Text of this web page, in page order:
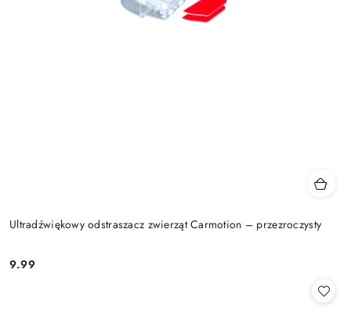
Ultradźwiękowy odstraszacz zwierząt Carmotion – przezroczysty
Cena:
9.99